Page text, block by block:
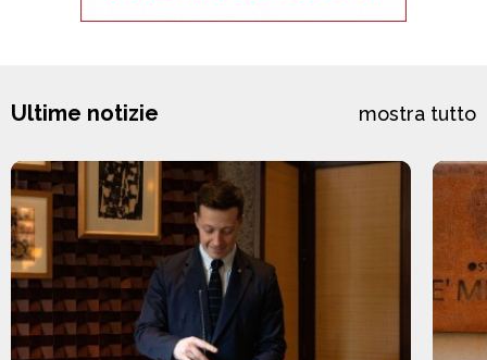
Ultime notizie mostra tutto